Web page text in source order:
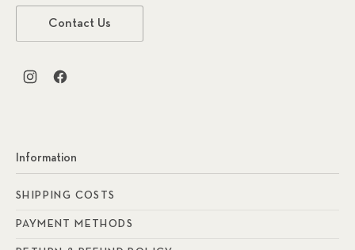
Contact Us
New Window
New Window
Information
SHIPPING COSTS
PAYMENT METHODS